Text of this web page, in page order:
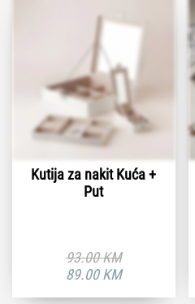
Kutija za nakit Kuća +
Put
93.00KM
Originalna89.00KM